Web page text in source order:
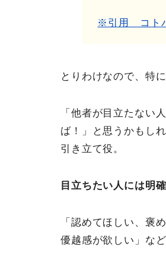
※引用 コト
とりわけなので、特
「他者が目立たない
ば！」と思うかもし
引き立て役。
目立ちたい人には明
「認めてほしい、褒
優越感が欲しい」な